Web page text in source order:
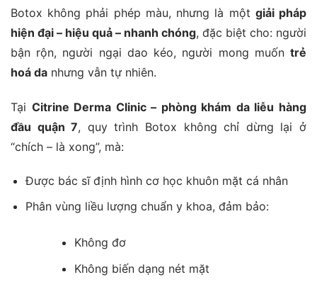
Botox không phải phép màu, nhưng là một giải pháp
hiện đại – hiệu quả – nhanh chóng, đặc biệt cho: người
bận rộn, người ngại dao kéo, người mong muốn trẻ
hoá da nhưng vẫn tự nhiên.
Tại Citrine Derma Clinic – phòng khám da liễu hàng
đầu quận 7, quy trình Botox không chỉ dừng lại ở
“chích – là xong”, mà:
Được bác sĩ định hình cơ học khuôn mặt cá nhân
Phân vùng liều lượng chuẩn y khoa, đảm bảo:
Không đơ
Không biến dạng nét mặt